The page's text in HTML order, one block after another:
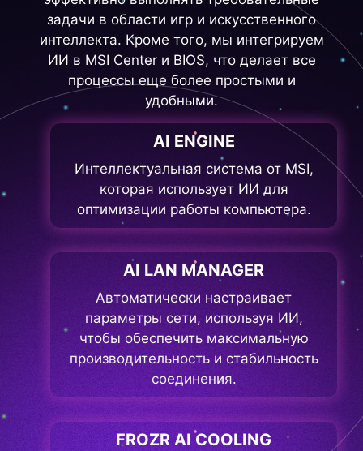
задачи в области игр и искусственного
интеллекта. Кроме того, мы интегрируем
ИИ в MSI Center и BIOS, что делает все
процессы еще более простыми и
удобными.
AI ENGINE
Интеллектуальная система от MSI,
которая использует ИИ для
оптимизации работы компьютера.
AI LAN MANAGER
Автоматически настраивает
параметры сети, используя ИИ,
чтобы обеспечить максимальную
производительность и стабильность
соединения.
FROZR AI COOLING